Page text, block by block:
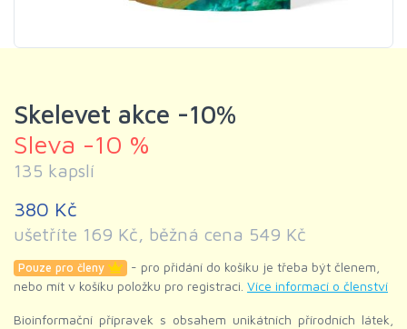
Skelevet akce -10%
Sleva -10 %
135 kapslí
380 Kč
ušetříte 169 Kč, běžná cena 549 Kč
Pouze pro členy
- pro přidání do košíku je třeba být členem,
nebo mít v košíku položku pro registraci. Více informací o členství
Bioinformační přípravek s obsahem unikátních přírodních látek,